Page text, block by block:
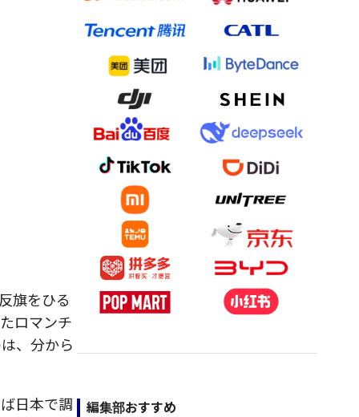
旗をひる
ロマンチ
、分から
日本で調
編集部おすすめ